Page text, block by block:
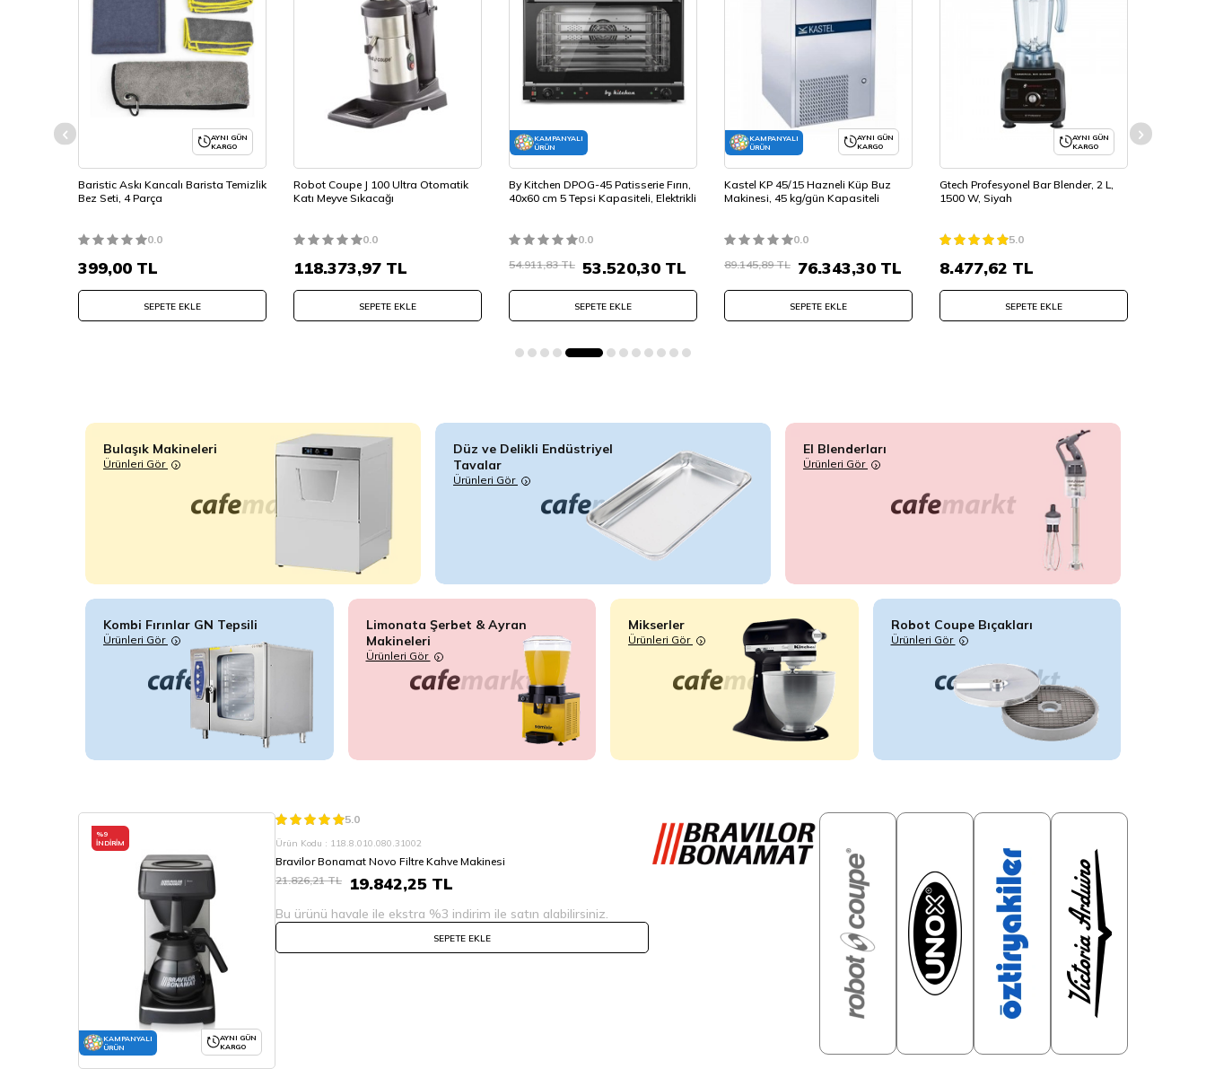
Aynı Gün
AYNI GÜN
KARGO
Baristic Askı Kancalı Barista Temizlik
Bez Seti, 4 Parça
0.0
399,00 TL
SEPETE EKLE
Robot Coupe J 100 Ultra Otomatik
Katı Meyve Sıkacağı
0.0
118.373,97 TL
SEPETE EKLE
KAMPANYALI
ÜRÜN
By Kitchen DPOG-45 Patisserie Fırın,
40x60 cm 5 Tepsi Kapasiteli, Elektrikli
0.0
54.911,83TL 53.520,30 TL
SEPETE EKLE
KAMPANYALI
ÜRÜN
AYNI GÜN
KARGO
Kastel KP 45/15 Hazneli Küp Buz
Makinesi, 45 kg/gün Kapasiteli
0.0
89.145,89TL 76.343,30 TL
SEPETE EKLE
AYNI GÜN
KARGO
Gtech Profesyonel Bar Blender, 2 L,
1500 W, Siyah
5.0
8.477,62 TL
SEPETE EKLE
Bulaşık Makineleri
Ürünleri Gör
Düz ve Delikli Endüstriyel
Tavalar
Ürünleri Gör
El Blenderları
Ürünleri Gör
Kombi Fırınlar GN Tepsili
Ürünleri Gör
Limonata Şerbet & Ayran
Makineleri
Ürünleri Gör
Mikserler
Ürünleri Gör
Robot Coupe Bıçakları
Ürünleri Gör
%9
İNDIRIM
KAMPANYALI
ÜRÜN
AYNI GÜN
KARGO
5.0
Ürün Kodu : 118.8.010.080.31002
Bravilor Bonamat Novo Filtre Kahve Makinesi
21.826,21TL 19.842,25 TL
Bu ürünü havale ile ekstra %3 indirim ile satın alabilirsiniz.
SEPETE EKLE